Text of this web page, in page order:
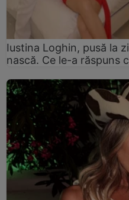
Iustina Loghin, pusă la
nască. Ce le-a răspuns